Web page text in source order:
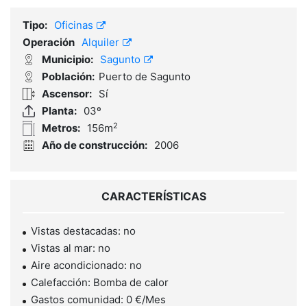
Tipo: Oficinas
Operación Alquiler
Municipio: Sagunto
Población: Puerto de Sagunto
Ascensor: Sí
Planta: 03º
Metros: 156m2
Año de construcción: 2006
CARACTERÍSTICAS
Vistas destacadas: no
Vistas al mar: no
Aire acondicionado: no
Calefacción: Bomba de calor
Gastos comunidad: 0 €/Mes